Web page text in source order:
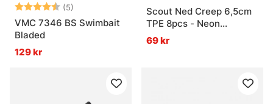
Betyg: (5)
4.6 utav 5 stjärnor
VMC 7346 BS Swimbait
Bladed
129 kr
Scout Ned Creep 6,5cm
TPE 8pcs - Neon
Wakasagi
69 kr